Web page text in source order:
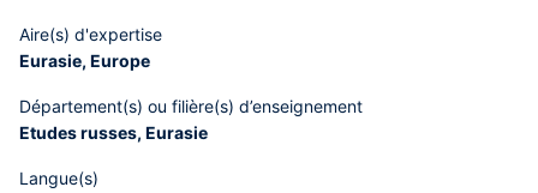
Aire(s) d'expertise
Eurasie, Europe
Département(s) ou filière(s) d’enseignement
Etudes russes, Eurasie
Langue(s)